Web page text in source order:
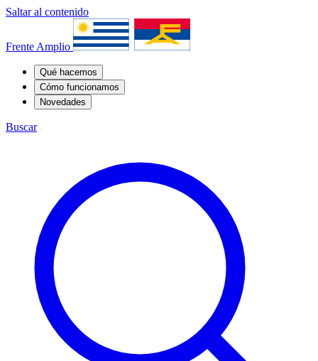
Saltar al contenido
Frente Amplio
Qué hacemos
Cómo funcionamos
Novedades
Buscar